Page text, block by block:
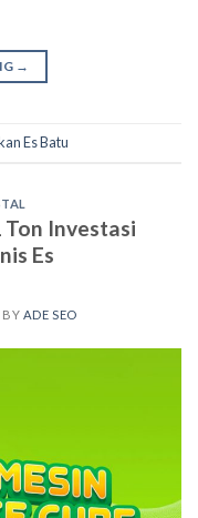
→
Es Batu
Ton Investasi
Es
BY ADE SEO